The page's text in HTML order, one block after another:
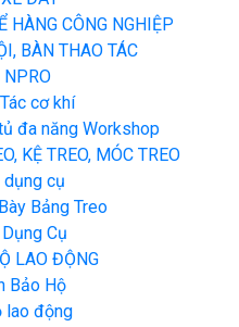
HÀNG CÔNG NGHIỆP
BÀN THAO TÁC
NPRO
cơ khí
đa năng Workshop
KỆ TREO, MÓC TREO
cụ
Bảng Treo
Cụ
LAO ĐỘNG
Bảo Hộ
lao động